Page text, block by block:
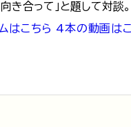
き合って」と題して対
はこちら 4本の動画は